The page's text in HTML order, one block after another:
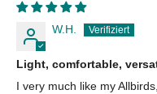
W.H.
Light, comfortable,
I very much like my